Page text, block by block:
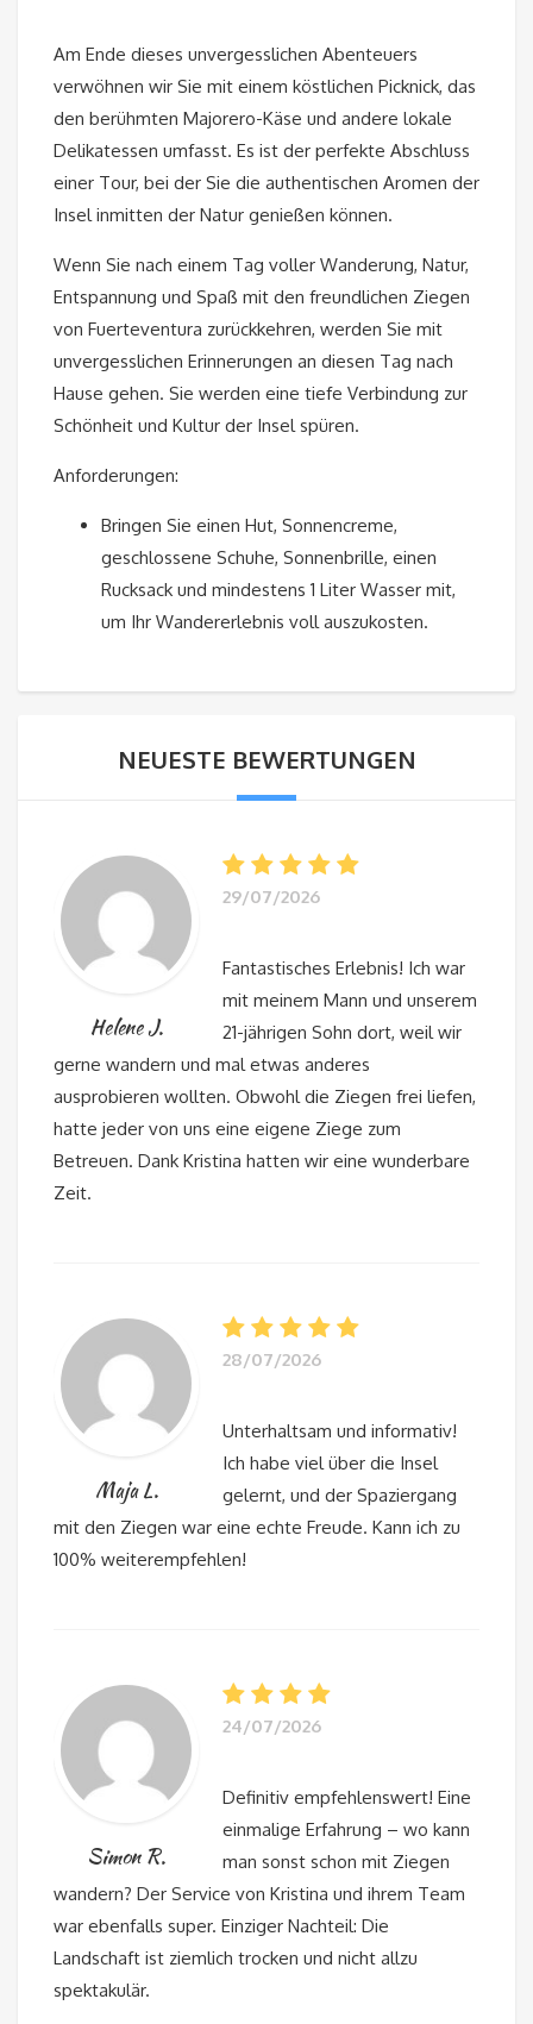
Am Ende dieses unvergesslichen Abenteuers
verwöhnen wir Sie mit einem köstlichen Picknick, das
den berühmten Majorero-Käse und andere lokale
Delikatessen umfasst. Es ist der perfekte Abschluss
einer Tour, bei der Sie die authentischen Aromen der
Insel inmitten der Natur genießen können.
Wenn Sie nach einem Tag voller Wanderung, Natur,
Entspannung und Spaß mit den freundlichen Ziegen
von Fuerteventura zurückkehren, werden Sie mit
unvergesslichen Erinnerungen an diesen Tag nach
Hause gehen. Sie werden eine tiefe Verbindung zur
Schönheit und Kultur der Insel spüren.
Anforderungen:
Bringen Sie einen Hut, Sonnencreme,
geschlossene Schuhe, Sonnenbrille, einen
Rucksack und mindestens 1 Liter Wasser mit,
um Ihr Wandererlebnis voll auszukosten.
NEUESTE BEWERTUNGEN
Helene J.
29/07/2026
Fantastisches Erlebnis! Ich war
mit meinem Mann und unserem
21-jährigen Sohn dort, weil wir
gerne wandern und mal etwas anderes
ausprobieren wollten. Obwohl die Ziegen frei liefen,
hatte jeder von uns eine eigene Ziege zum
Betreuen. Dank Kristina hatten wir eine wunderbare
Zeit.
Maja L.
28/07/2026
Unterhaltsam und informativ!
Ich habe viel über die Insel
gelernt, und der Spaziergang
mit den Ziegen war eine echte Freude. Kann ich zu
100% weiterempfehlen!
Simon R.
24/07/2026
Definitiv empfehlenswert! Eine
einmalige Erfahrung – wo kann
man sonst schon mit Ziegen
wandern? Der Service von Kristina und ihrem Team
war ebenfalls super. Einziger Nachteil: Die
Landschaft ist ziemlich trocken und nicht allzu
spektakulär.